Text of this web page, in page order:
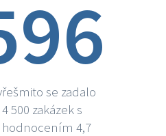
se zadalo
500 zakázek s
4,7